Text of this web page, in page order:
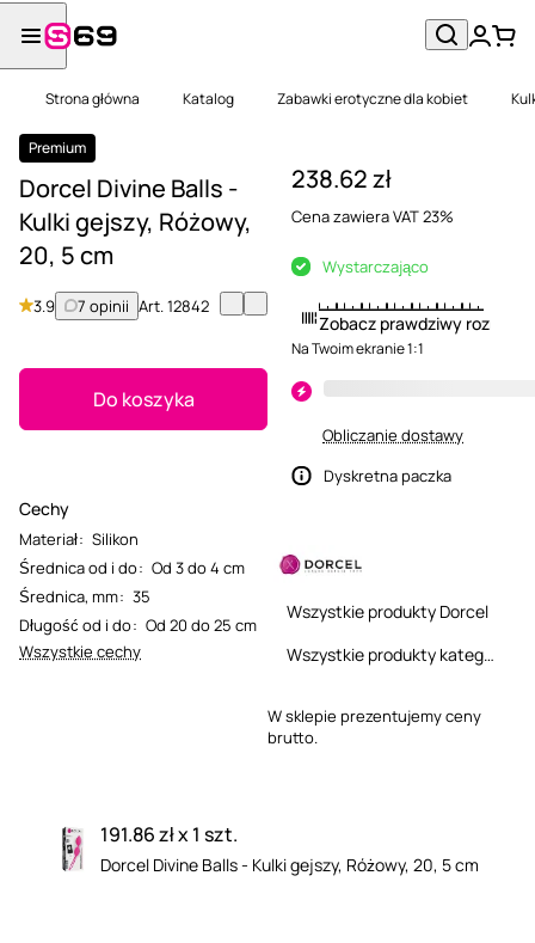
Strona główna Katalog Zabawki erotyczne dla kobiet
Premium
Dorcel Divine Balls -
Kulki gejszy, Różowy,
20, 5 cm
3.9 7 opinii Art.12842
Do koszyka
Cechy
Materiał: Silikon
Średnica od i do: Od 3 do 4 cm
Średnica, mm: 35
Długość od i do: Od 20 do 25 cm
Wszystkie cechy
238.62 zł
Cena zawiera VAT 23%
Wystarczająco
Zobacz prawdziwy rozmiar
Na Twoim ekranie 1:1
Obliczanie dostawy
Dyskretna paczka
Wszystkie produkty Dorcel
Wszystkie produkty kategorii
W sklepie prezentujemy ceny
brutto.
191.86 zł x 1 szt.
Dorcel Divine Balls - Kulki gejszy, Różowy, 20, 5 cm